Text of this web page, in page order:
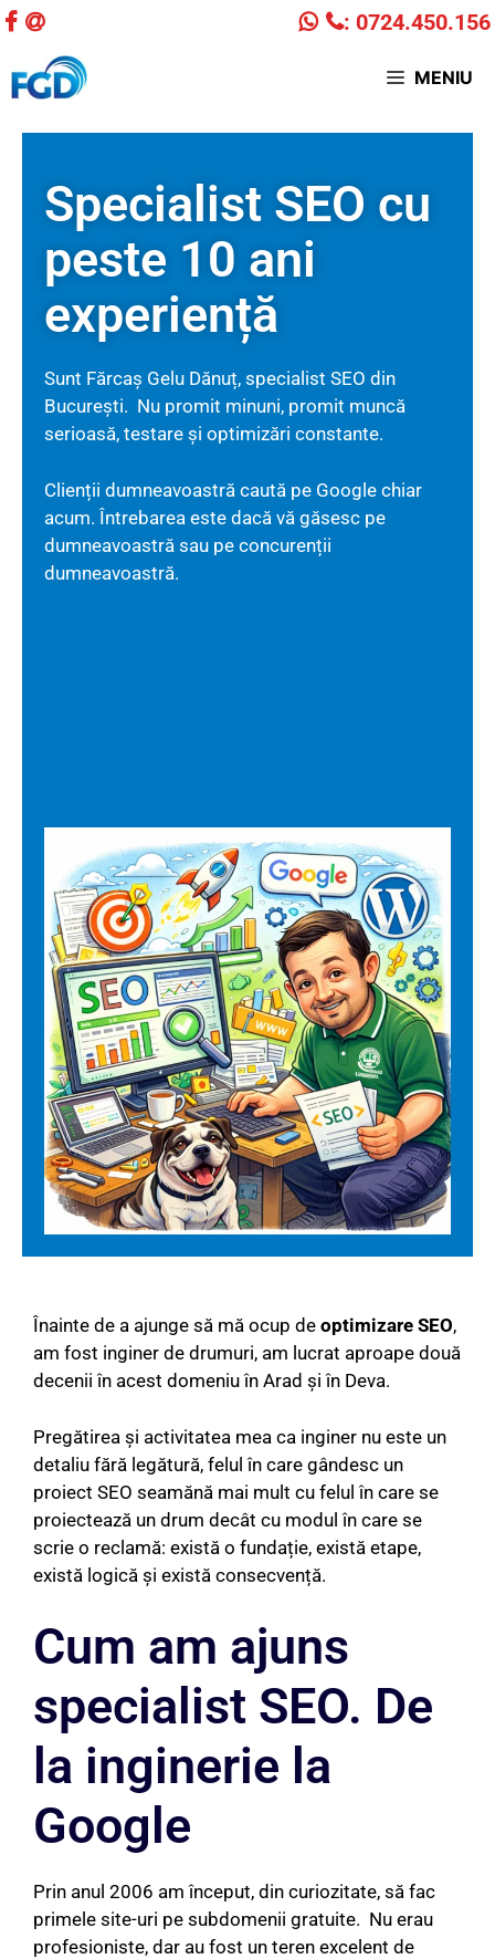
: 0724.450.156
MENIU
Specialist SEO cu
peste 10 ani
experiență
Sunt Fărcaș Gelu Dănuț, specialist SEO din
București. Nu promit minuni, promit muncă
serioasă, testare și optimizări constante.
Clienții dumneavoastră caută pe Google chiar
acum. Întrebarea este dacă vă găsesc pe
dumneavoastră sau pe concurenții
dumneavoastră.
Înainte de a ajunge să mă ocup de optimizare SEO,
am fost inginer de drumuri, am lucrat aproape două
decenii în acest domeniu în Arad și în Deva.
Pregătirea și activitatea mea ca inginer nu este un
detaliu fără legătură, felul în care gândesc un
proiect SEO seamănă mai mult cu felul în care se
proiectează un drum decât cu modul în care se
scrie o reclamă: există o fundație, există etape,
există logică și există consecvență.
Cum am ajuns
specialist SEO. De
la inginerie la
Google
Prin anul 2006 am început, din curiozitate, să fac
primele site-uri pe subdomenii gratuite. Nu erau
profesioniste, dar au fost un teren excelent de